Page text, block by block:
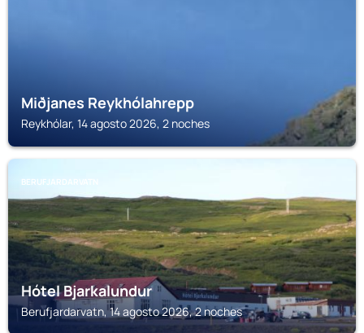
Miðjanes Reykhólahrepp
Reykhólar, 14 agosto 2026, 2 noches
BERUFJARDARVATN
Hótel Bjarkalundur
Berufjardarvatn, 14 agosto 2026, 2 noches